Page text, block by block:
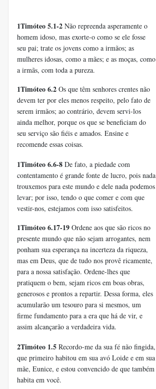
1Timóteo 5.1-2 Não repreenda asperamente o
homem idoso, mas exorte-o como se ele fosse
seu pai; trate os jovens como a irmãos; as
mulheres idosas, como a mães; e as moças, como
a irmãs, com toda a pureza.
1Timóteo 6.2 Os que têm senhores crentes não
devem ter por eles menos respeito, pelo fato de
serem irmãos; ao contrário, devem servi-los
ainda melhor, porque os que se beneficiam do
seu serviço são fiéis e amados. Ensine e
recomende essas coisas.
1Timóteo 6.6-8 De fato, a piedade com
contentamento é grande fonte de lucro, pois nada
trouxemos para este mundo e dele nada podemos
levar; por isso, tendo o que comer e com que
vestir-nos, estejamos com isso satisfeitos.
1Timóteo 6.17-19 Ordene aos que são ricos no
presente mundo que não sejam arrogantes, nem
ponham sua esperança na incerteza da riqueza,
mas em Deus, que de tudo nos provê ricamente,
para a nossa satisfação. Ordene-lhes que
pratiquem o bem, sejam ricos em boas obras,
generosos e prontos a repartir. Dessa forma, eles
acumularão um tesouro para si mesmos, um
firme fundamento para a era que há de vir, e
assim alcançarão a verdadeira vida.
2Timóteo 1.5 Recordo-me da sua fé não fingida,
que primeiro habitou em sua avó Loide e em sua
mãe, Eunice, e estou convencido de que também
habita em você.